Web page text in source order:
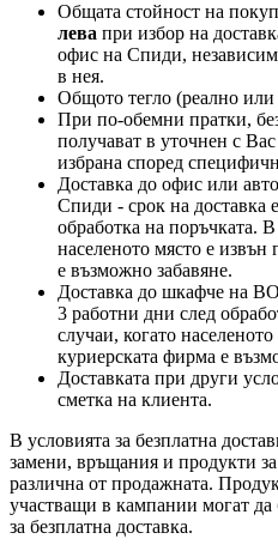
Общата стойност на
лева при избор на
офис на Спиди,
в нея.
Общото тегло (реално или
При по-обемни пратки,
получават в уточнен с
избрана според
Доставка до офис или
Спиди - срок на доставка
обработка на поръчката.
населеното място е
е възможно забавяне.
Доставка до шкафче на
3 работни дни след
случаи, когато
куриерската фирма е
Доставката при други
сметка на клиента.
В условията за безплатна
замени, връщания и продукти
различна от продажната.
участващи в кампании могат да
за безплатна доставка.